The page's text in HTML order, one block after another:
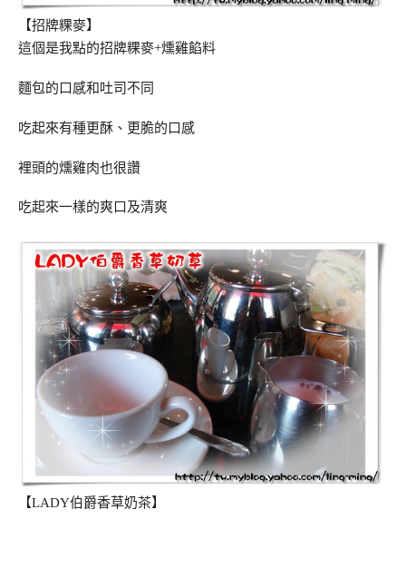
【招牌粿麥】
這個是我點的招牌粿麥+燻雞餡料
麵包的口感和吐司不同
吃起來有種更酥、更脆的口感
裡頭的燻雞肉也很讚
吃起來一樣的爽口及清爽
【LADY伯爵香草奶茶】